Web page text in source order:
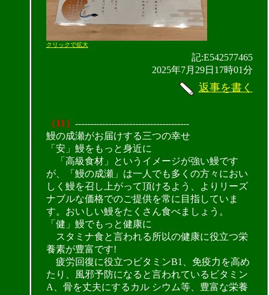
クリックで拡大
記:E542577465
2025年7月29日17時01分
返事を書く
（11） --------------------------------------
鰻の成瀬がお届けする三つの幸せ
「安」鰻をもっと身近に
「高級食材」というイメージが強い鰻です
が、「鰻の成瀬」は一人でも多くの方々におい
しく鰻を召し上がって頂けるよう、よりリーズ
ナブルな価格でのご提供を常に目指していま
す。おいしい鰻をたくさん食べましょう。
「健」鰻でもっと健康に
スタミナ食と言われる所以の健康に役立つ栄
養素が豊富です!
疲労回復に役立つビタミンB1、免疫力を高め
たり、風邪予防になると言われているビタミン
A、骨を丈夫にするカル シウム等、豊富な栄養